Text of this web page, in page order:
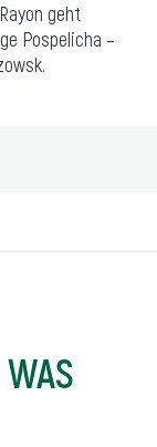
geht
Pospelicha –